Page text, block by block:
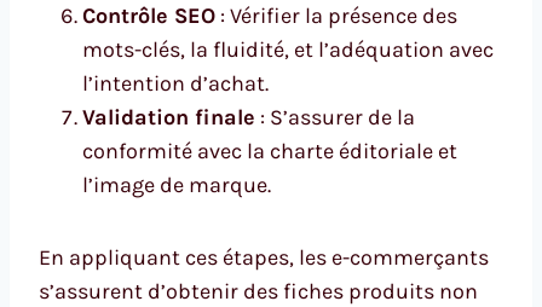
Contrôle SEO : Vérifier la présence des
mots-clés, la fluidité, et l’adéquation avec
l’intention d’achat.
Validation finale : S’assurer de la
conformité avec la charte éditoriale et
l’image de marque.
En appliquant ces étapes, les e-commerçants
s’assurent d’obtenir des fiches produits non